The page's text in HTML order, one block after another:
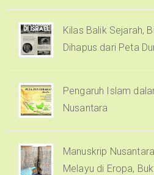
Kilas Balik Sejarah,
Dihapus dari Peta
Pengaruh Islam
Nusantara
Manuskrip
Melayu di Eropa,